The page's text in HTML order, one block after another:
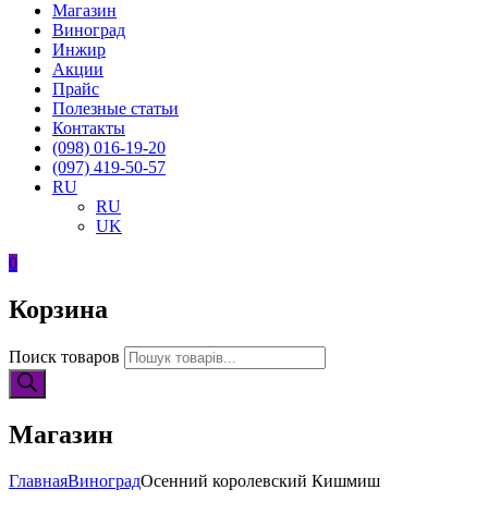
Виноградник
Дашевских
Саженцы
черенки
винограда
Магазин
Виноград
Инжир
Акции
Прайс
Полезные статьи
Контакты
(098) 016-19-20
(097) 419-50-57
RU
RU
UK
0
Корзина
Поиск товаров
Магазин
ГлавнаяВиноградОсенний королевский Кишмиш